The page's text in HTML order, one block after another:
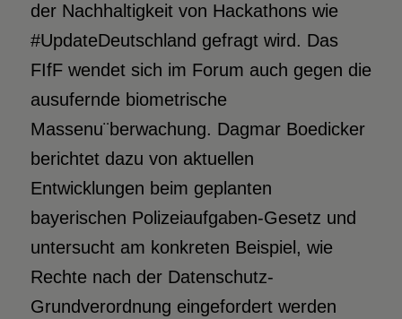
der Nachhaltigkeit von Hackathons wie
#UpdateDeutschland gefragt wird. Das
FIfF wendet sich im Forum auch gegen die
ausufernde biometrische
Massenu¨berwachung. Dagmar Boedicker
berichtet dazu von aktuellen
Entwicklungen beim geplanten
bayerischen Polizeiaufgaben-Gesetz und
untersucht am konkreten Beispiel, wie
Rechte nach der Datenschutz-
Grundverordnung eingefordert werden